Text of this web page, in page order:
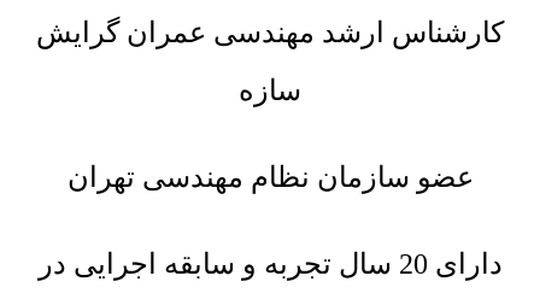
کارشناس ارشد مهندسی عمران گرایش
سازه
عضو سازمان نظام مهندسی تهران
دارای 20 سال تجربه و سابقه اجرایی در